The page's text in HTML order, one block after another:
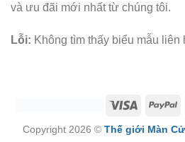
và ưu đãi mới nhất từ chúng tôi.
Lỗi: Không tìm thấy biểu mẫu liên
Copyright 2026 © Thế giới Màn